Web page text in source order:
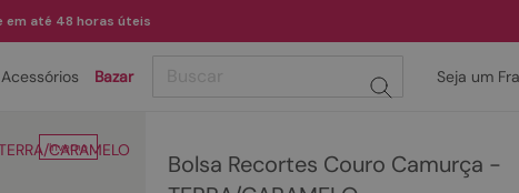
em até 48 horas úteis
Bazar Seja um
CARAMELO
Inverno
Bolsa Recortes Couro Camurça -
TERMOS MAIS BUSCADOS